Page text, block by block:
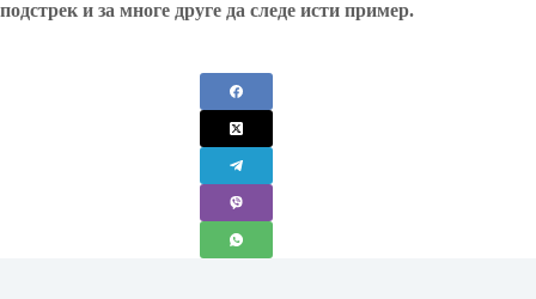
подстрек и за многе друге да следе исти пример.